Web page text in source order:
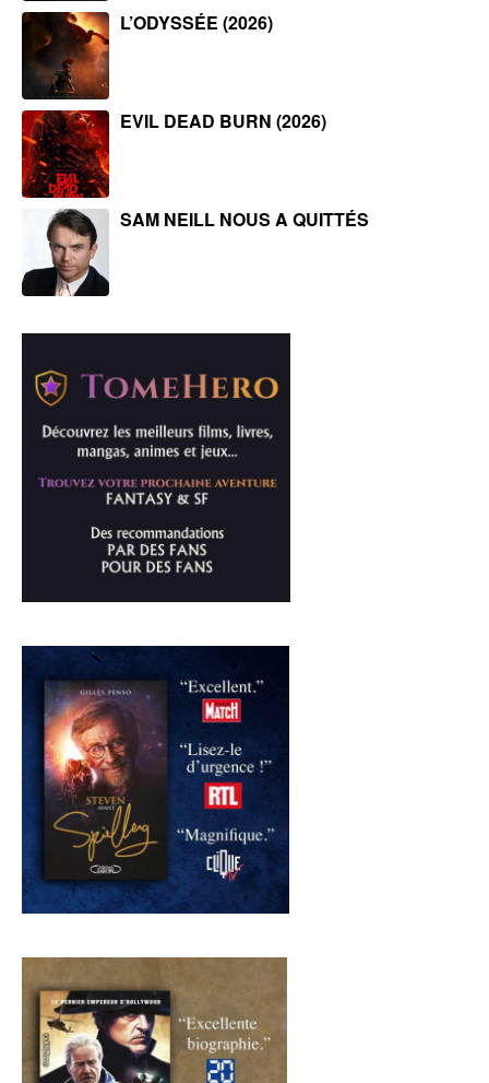
L’ODYSSÉE (2026)
EVIL DEAD BURN (2026)
SAM NEILL NOUS A QUITTÉS